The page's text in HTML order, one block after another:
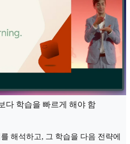
다 학습을 빠르게 해야 함
해석하고, 그 학습을 다음 전략에